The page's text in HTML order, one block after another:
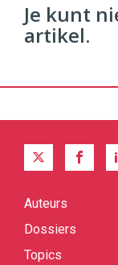
Je kunt
artikel.
Quick
Auteurs
Dossiers
Topics